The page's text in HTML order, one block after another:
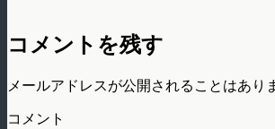
コメントを残す
メールアドレスが公開されることはあり
コメント